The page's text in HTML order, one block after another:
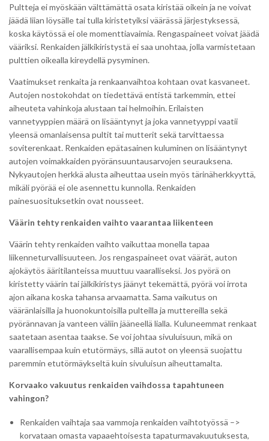
Pultteja ei myöskään välttämättä osata kiristää oikein ja ne voivat
jäädä liian löysälle tai tulla kiristetyiksi väärässä järjestyksessä,
koska käytössä ei ole momenttiavaimia. Rengaspaineet voivat jäädä
vääriksi. Renkaiden jälkikiristystä ei saa unohtaa, jolla varmistetaan
pulttien oikealla kireydellä pysyminen.
Vaatimukset renkaita ja renkaanvaihtoa kohtaan ovat kasvaneet.
Autojen nostokohdat on tiedettävä entistä tarkemmin, ettei
aiheuteta vahinkoja alustaan tai helmoihin. Erilaisten
vannetyyppien määrä on lisääntynyt ja joka vannetyyppi vaatii
yleensä omanlaisensa pultit tai mutterit sekä tarvittaessa
soviterenkaat. Renkaiden epätasainen kuluminen on lisääntynyt
autojen voimakkaiden pyöränsuuntausarvojen seurauksena.
Nykyautojen herkkä alusta aiheuttaa usein myös tärinäherkkyyttä,
mikäli pyörää ei ole asennettu kunnolla. Renkaiden
painesuosituksetkin ovat nousseet.
Väärin tehty renkaiden vaihto vaarantaa liikenteen
Väärin tehty renkaiden vaihto vaikuttaa monella tapaa
liikenneturvallisuuteen. Jos rengaspaineet ovat väärät, auton
ajokäytös ääritilanteissa muuttuu vaaralliseksi. Jos pyörä on
kiristetty väärin tai jälkikiristys jäänyt tekemättä, pyörä voi irrota
ajon aikana koska tahansa arvaamatta. Sama vaikutus on
vääränlaisilla ja huonokuntoisilla pulteilla ja muttereilla sekä
pyörännavan ja vanteen väliin jääneellä lialla. Kuluneemmat renkaat
saatetaan asentaa taakse. Se voi johtaa sivuluisuun, mikä on
vaarallisempaa kuin etutörmäys, sillä autot on yleensä suojattu
paremmin etutörmäykseltä kuin sivuluisun aiheuttamalta.
Korvaako vakuutus renkaiden vaihdossa tapahtuneen
vahingon?
Renkaiden vaihtaja saa vammoja renkaiden vaihtotyössä –>
korvataan omasta vapaaehtoisesta tapaturmavakuutuksesta,